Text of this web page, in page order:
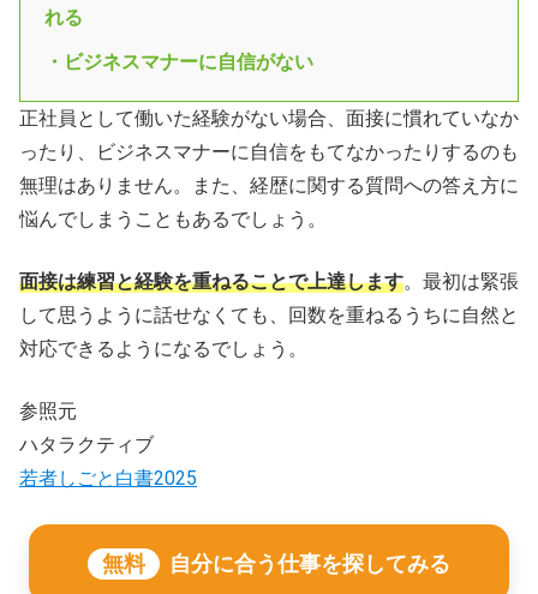
れる
・ビジネスマナーに自信がない
正社員として働いた経験がない場合、面接に慣れていなか
ったり、ビジネスマナーに自信をもてなかったりするのも
無理はありません。また、経歴に関する質問への答え方に
悩んでしまうこともあるでしょう。
面接は練習と経験を重ねることで上達します。最初は緊張
して思うように話せなくても、回数を重ねるうちに自然と
対応できるようになるでしょう。
参照元
ハタラクティブ
若者しごと白書2025
無料 自分に合う仕事を探してみる